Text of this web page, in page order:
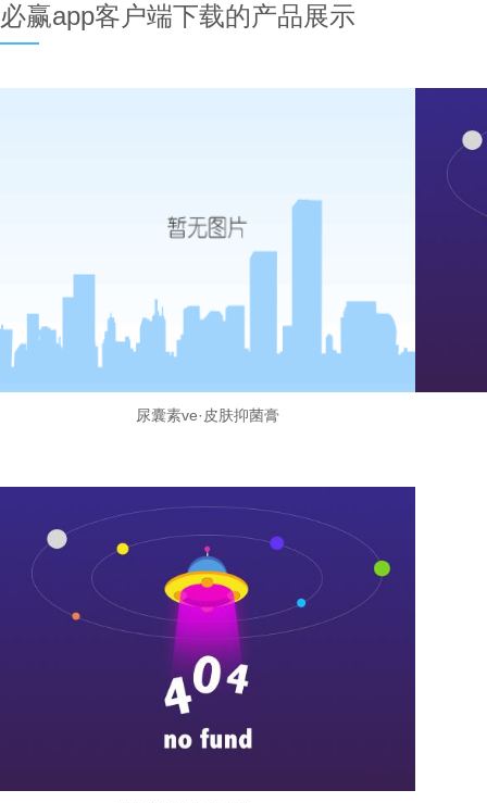
必赢app客户端下载的产品展示
尿囊素ve·皮肤抑菌膏